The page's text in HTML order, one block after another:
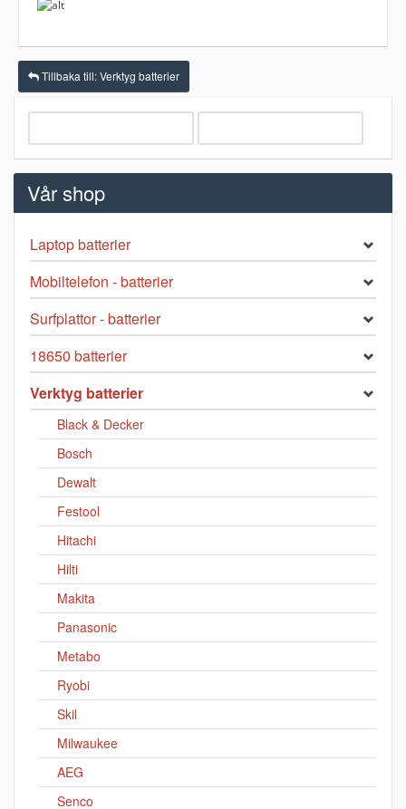
Tillbaka till: Verktyg batterier
Vår shop
Laptop batterier
Mobiltelefon - batterier
Surfplattor - batterier
18650 batterier
Verktyg batterier
Black & Decker
Bosch
Dewalt
Festool
Hitachi
Hilti
Makita
Panasonic
Metabo
Ryobi
Skil
Milwaukee
AEG
Senco